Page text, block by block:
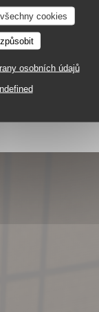
cookies
osobních údajů
okně))